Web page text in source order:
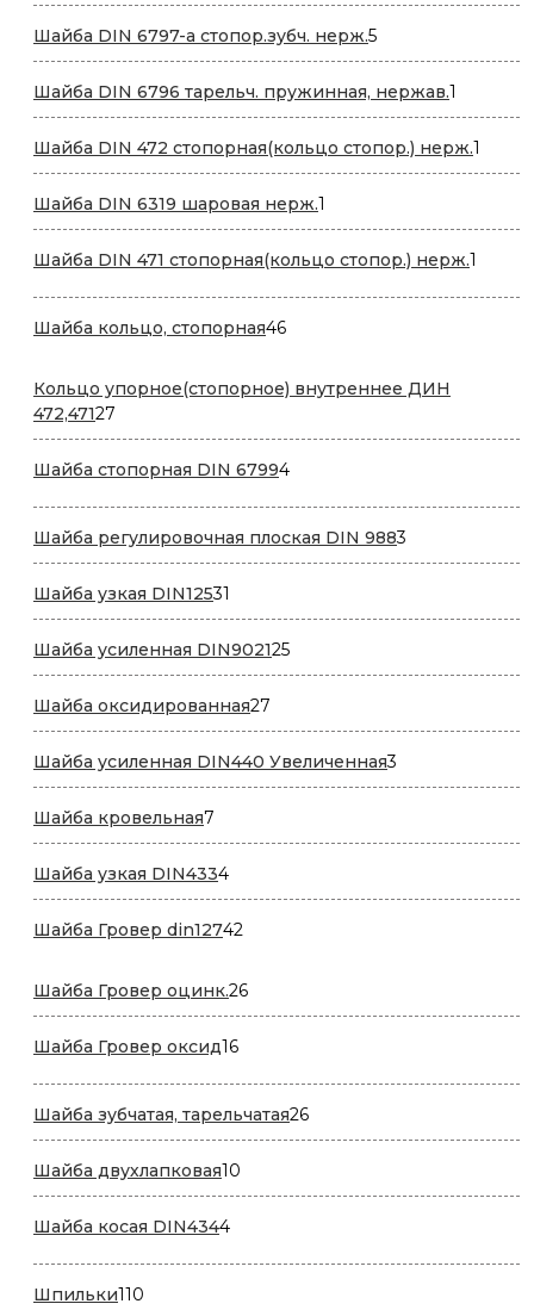
Шайба DIN 6797-a стопор.зубч. нерж.55
товаров
Шайба DIN 6796 тарельч. пружинная, нержав.1
товар
Шайба DIN 472 стопорная(кольцо стопор.) нерж.1
товар
Шайба DIN 6319 шаровая нерж.1
товар
Шайба DIN 471 стопорная(кольцо стопор.) нерж.1
Шайба кольцо, стопорная4646
Кольцо упорное(стопорное) внутреннее ДИН
472,47127
товаров
Шайба стопорная DIN 679944
Шайба регулировочная плоская DIN 9883
товара
Шайба узкая DIN12531
товар
Шайба усиленная DIN90212525
товаров
Шайба оксидированная27
товаров
Шайба усиленная DIN440 Увеличенная3
товара
Шайба кровельная7
товаров
Шайба узкая DIN43344
товара
Шайба Гровер din12742
Шайба Гровер оцинк.2626
товаров
Шайба Гровер оксид1616
Шайба зубчатая, тарельчатая2626
товаров
Шайба двухлапковая10
товаров
Шайба косая DIN43444
Шпильки110